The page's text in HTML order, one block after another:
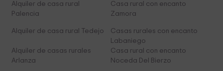
Alquiler de casa rural
Palencia
Casa rural con encanto
Zamora
Alquiler de casa rural Tedejo
Casas rurales con encanto
Labaniego
Alquiler de casas rurales
Arlanza
Casa rural con encanto
Noceda Del Bierzo